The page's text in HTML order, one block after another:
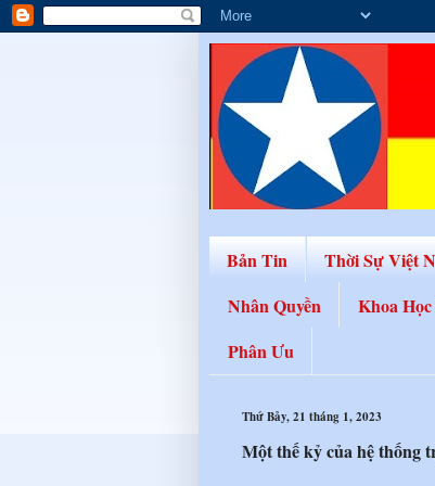
Bản Tin Thời Sự Việt
Nhân Quyền
Khoa
Phân Ưu
Thứ Bảy, 21 tháng 1, 2023
Một thế kỷ của hệ thống